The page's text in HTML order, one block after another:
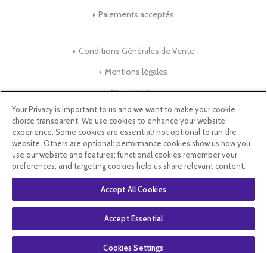
Paiements acceptés
Conditions Générales de Vente
Mentions légales
Store-Factory
Qui Sommes nous ?
Parrainage
Blog & Conseils
Select Language
Your Privacy is important to us and we want to make your cookie
choice transparent. We use cookies to enhance your website
experience. Some cookies are essential/ not optional to run the
website. Others are optional: performance cookies show us how you
use our website and features; functional cookies remember your
preferences; and targeting cookies help us share relevant content.
Accept All Cookies
Accept Essential
Cookies Settings